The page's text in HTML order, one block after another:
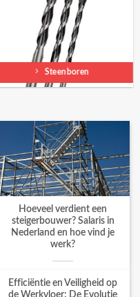
Steenboren
Hoeveel verdient een
steigerbouwer? Salaris in
Nederland en hoe vind je
werk?
Efficiëntie en Veiligheid op
de Werkvloer: De Evolutie